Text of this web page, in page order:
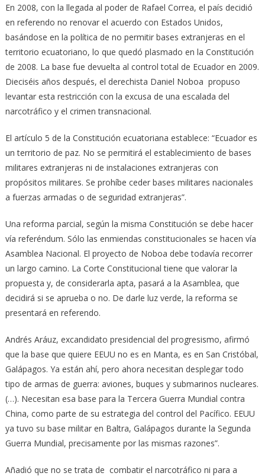
En 2008, con la llegada al poder de Rafael Correa, el país decidió
en referendo no renovar el acuerdo con Estados Unidos,
basándose en la política de no permitir bases extranjeras en el
territorio ecuatoriano, lo que quedó plasmado en la Constitución
de 2008. La base fue devuelta al control total de Ecuador en 2009.
Dieciséis años después, el derechista Daniel Noboa propuso
levantar esta restricción con la excusa de una escalada del
narcotráfico y el crimen transnacional.
El artículo 5 de la Constitución ecuatoriana establece: “Ecuador es
un territorio de paz. No se permitirá el establecimiento de bases
militares extranjeras ni de instalaciones extranjeras con
propósitos militares. Se prohíbe ceder bases militares nacionales
a fuerzas armadas o de seguridad extranjeras”.
Una reforma parcial, según la misma Constitución se debe hacer
vía referéndum. Sólo las enmiendas constitucionales se hacen vía
Asamblea Nacional. El proyecto de Noboa debe todavía recorrer
un largo camino. La Corte Constitucional tiene que valorar la
propuesta y, de considerarla apta, pasará a la Asamblea, que
decidirá si se aprueba o no. De darle luz verde, la reforma se
presentará en referendo.
Andrés Aráuz, excandidato presidencial del progresismo, afirmó
que la base que quiere EEUU no es en Manta, es en San Cristóbal,
Galápagos. Ya están ahí, pero ahora necesitan desplegar todo
tipo de armas de guerra: aviones, buques y submarinos nucleares.
(…). Necesitan esa base para la Tercera Guerra Mundial contra
China, como parte de su estrategia del control del Pacífico. EEUU
ya tuvo su base militar en Baltra, Galápagos durante la Segunda
Guerra Mundial, precisamente por las mismas razones”.
Añadió que no se trata de combatir el narcotráfico ni para a